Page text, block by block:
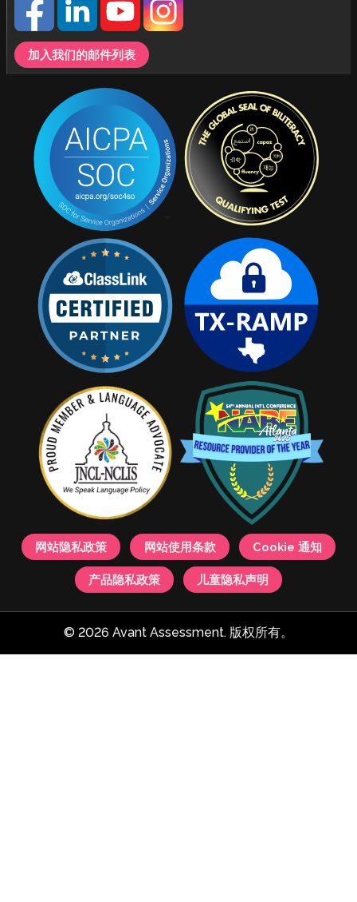
加入我们的邮件列表
网站隐私政策 网站使用条款 Cookie 通知
产品隐私政策 儿童隐私声明
© 2026 Avant Assessment. 版权所有。